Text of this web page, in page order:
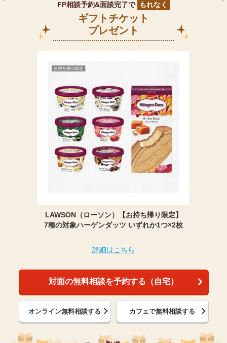
FP相談予約&面談完了で もれなく
ギフトチケット
プレゼント
LAWSON（ローソン）【お持ち帰り限定】
7種の対象ハーゲンダッツ いずれか1つ×2枚
詳細はこちら
対面の無料相談を予約する（自宅）
オンライン無料相談する カフェで無料相談する